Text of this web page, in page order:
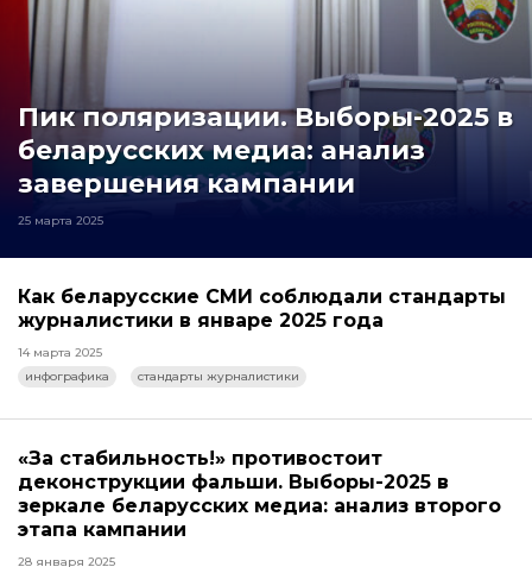
Пик поляризации. Выборы-2025 в
беларусских медиа: анализ
завершения кампании
25 марта 2025
Как беларусские СМИ соблюдали стандарты
журналистики в январе 2025 года
14 марта 2025
инфографика
стандарты журналистики
«За стабильность!» противостоит
деконструкции фальши. Выборы-2025 в
зеркале беларусских медиа: анализ второго
этапа кампании
28 января 2025